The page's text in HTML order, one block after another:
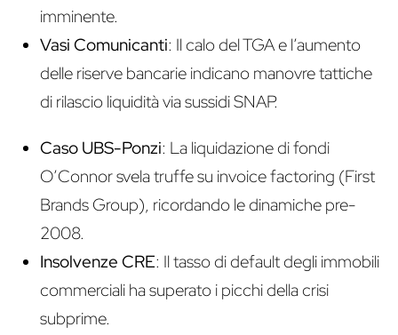
imminente.
Vasi Comunicanti: Il calo del TGA e l’aumento
delle riserve bancarie indicano manovre tattiche
di rilascio liquidità via sussidi SNAP.
Caso UBS-Ponzi: La liquidazione di fondi
O’Connor svela truffe su invoice factoring (First
Brands Group), ricordando le dinamiche pre-
2008.
Insolvenze CRE: Il tasso di default degli immobili
commerciali ha superato i picchi della crisi
subprime.